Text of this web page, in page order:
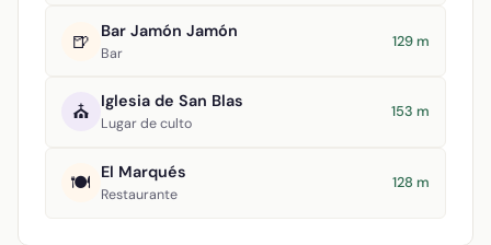
🍺 Bar Jamón Jamón
Bar
129 m
⛪ Iglesia de San Blas
Lugar de culto
153 m
🍽️ El Marqués
Restaurante
128 m